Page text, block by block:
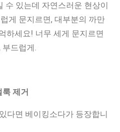
수 있는데 자연스러운 현상이
게 문지르면, 대부분의 까만
하세요! 너무 세게 문지르면
드럽게.
제거
다면 베이킹소다가 등장합니